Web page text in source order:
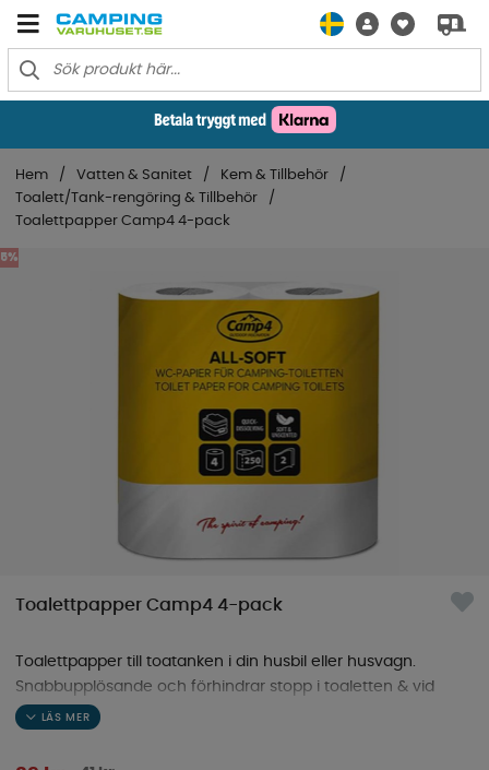
Hem Vatten & Sanitet
Kem & Tillbehör
Toalett/Tank-rengöring & Tillbehör
Toalettpapper Camp4 4-pack
5
Toalettpapper Camp4 4-pack
Toalettpapper till toatanken i din husbil eller husvagn.
Snabbupplösande och förhindrar stopp i toaletten & vid
tömning av kassetten. För toaletter i husbil, husvagn eller